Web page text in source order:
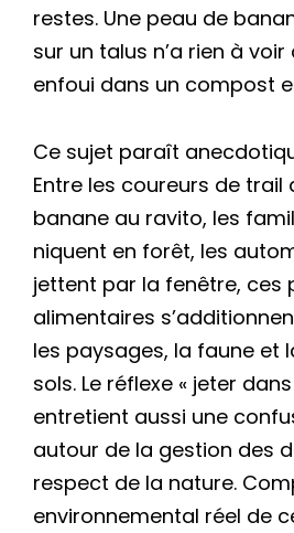
restes. Une peau de
sur un talus n’a rien à
enfoui dans un compost
Ce sujet paraît
Entre les coureurs de trail
banane au ravito, les
niquent en forêt, les
jettent par la fenêtre, ces
alimentaires
les paysages, la faune et
sols. Le réflexe « jeter
entretient aussi une
autour de la gestion des
respect de la nature.
environnemental réel de